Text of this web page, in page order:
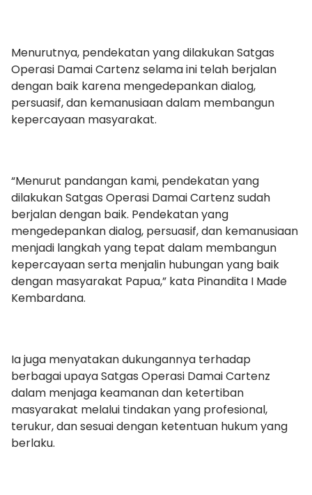
Menurutnya, pendekatan yang dilakukan Satgas
Operasi Damai Cartenz selama ini telah berjalan
dengan baik karena mengedepankan dialog,
persuasif, dan kemanusiaan dalam membangun
kepercayaan masyarakat.
“Menurut pandangan kami, pendekatan yang
dilakukan Satgas Operasi Damai Cartenz sudah
berjalan dengan baik. Pendekatan yang
mengedepankan dialog, persuasif, dan kemanusiaan
menjadi langkah yang tepat dalam membangun
kepercayaan serta menjalin hubungan yang baik
dengan masyarakat Papua,” kata Pinandita I Made
Kembardana.
Ia juga menyatakan dukungannya terhadap
berbagai upaya Satgas Operasi Damai Cartenz
dalam menjaga keamanan dan ketertiban
masyarakat melalui tindakan yang profesional,
terukur, dan sesuai dengan ketentuan hukum yang
berlaku.